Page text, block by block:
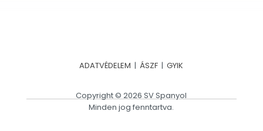
ADATVÉDELEM | ÁSZF |GYIK
Copyright © 2026 SV Spanyol
Minden jog fenntartva.